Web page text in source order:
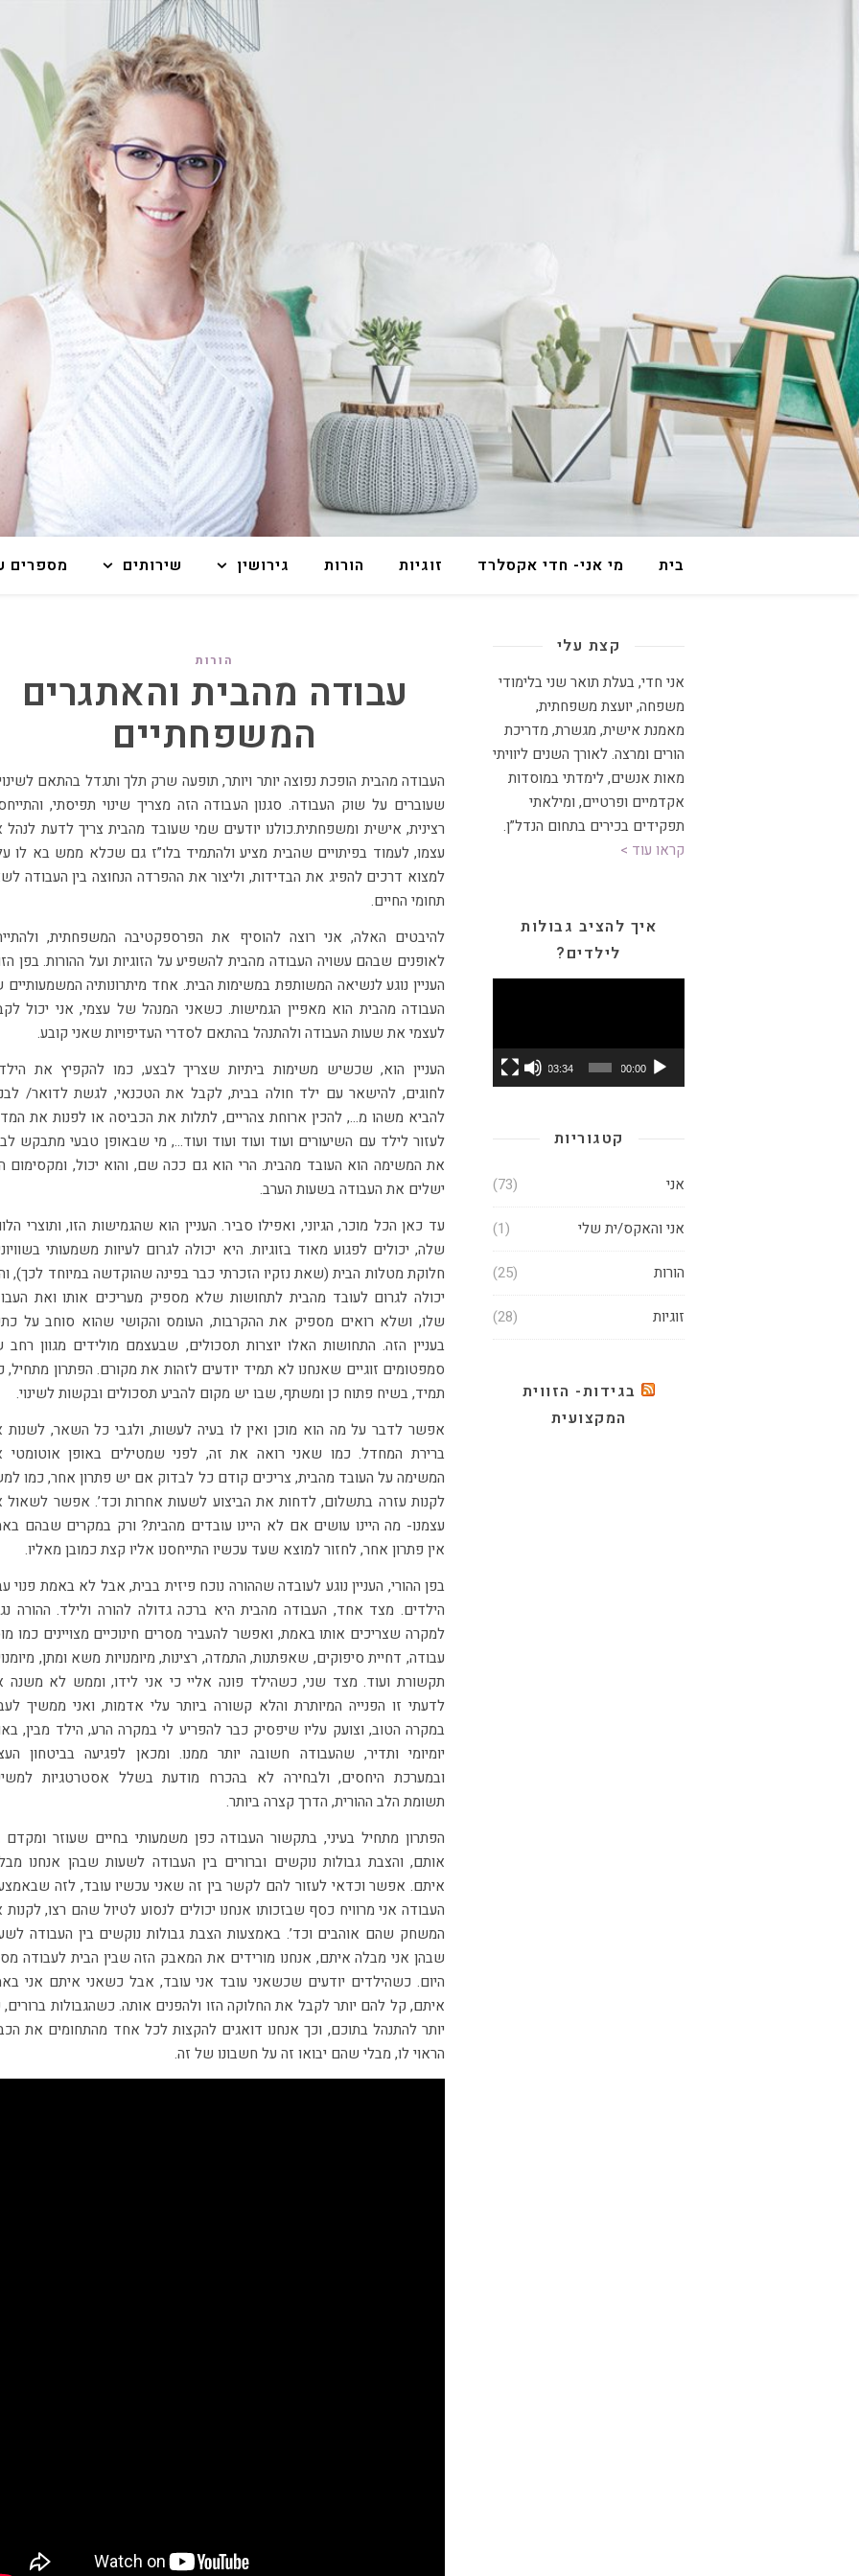
בית מי אני- חדי אקסלרד זוגיות הורות גירושין שירותים מספרים
הורות
עבודה מהבית והאתגרים
המשפחתיים
העבודה מהבית הופכת נפוצה יותר ויותר, תופעה שרק תלך ותגדל בהתאם לשינויים
שעוברים על שוק העבודה. סגנון העבודה הזה מצריך שינוי תפיסתי,
רצינית, אישית ומשפחתית.כולנו יודעים שמי שעובד מהבית צריך לדעת
עצמו, לעמוד בפיתויים שהבית מציע ולהתמיד בלו”ז גם שכלא ממש בא לו
למצוא דרכים להפיג את הבדידות, וליצור את ההפרדה הנחוצה בין העבודה
תחומי החיים.
להיבטים האלה, אני רוצה להוסיף את הפרספקטיבה המשפחתית,
לאופנים שבהם עשויה העבודה מהבית להשפיע על הזוגיות ועל ההורות. בפן
העניין נוגע לנשיאה המשותפת במשימות הבית. אחד מיתרונותיה
העבודה מהבית הוא מאפיין הגמישות. כשאני המנהל של עצמי, אני יכול
לעצמי את שעות העבודה ולהתנהל בהתאם לסדרי העדיפויות שאני קובע.
העניין הוא, שכשיש משימות ביתיות שצריך לבצע, כמו להקפיץ את
לחוגים, להישאר עם ילד חולה בבית, לקבל את הטכנאי, לגשת לדואר/
להביא משהו מ…, להכין ארוחת צהריים, לתלות את הכביסה או לפנות את
לעזור לילד עם השיעורים ועוד ועוד ועוד ועוד…, מי שבאופן טבעי מתבקש
את המשימה הוא העובד מהבית. הרי הוא גם ככה שם, והוא יכול, ומקסימום
ישלים את העבודה בשעות הערב.
עד כאן הכל מוכר, הגיוני, ואפילו סביר. העניין הוא שהגמישות הזו, ותוצרי
שלה, יכולים לפגוע מאוד בזוגיות. היא יכולה לגרום לעיוות משמעותי
חלוקת מטלות הבית (שאת נזקיו הזכרתי כבר בפינה שהוקדשה במיוחד לכך),
יכולה לגרום לעובד מהבית לתחושות שלא מספיק מעריכים אותו ואת
שלו, ושלא רואים מספיק את ההקרבות, העומס והקושי שהוא סוחב על
בעניין הזה. התחושות האלו יוצרות תסכולים, שבעצמם מולידים מגוון
סמפטומים זוגיים שאנחנו לא תמיד יודעים לזהות את מקורם. הפתרון מתחיל,
תמיד, בשיח פתוח כן ומשתף, שבו יש מקום להביע תסכולים ובקשות לשינוי.
אפשר לדבר על מה הוא מוכן ואין לו בעיה לעשות, ולגבי כל השאר, לשנות
ברירת המחדל. כמו שאני רואה את זה, לפני שמטילים באופן אוטומטי
המשימה על העובד מהבית, צריכים קודם כל לבדוק אם יש פתרון אחר, כמו
לקנות עזרה בתשלום, לדחות את הביצוע לשעות אחרות וכד’. אפשר לשאול
עצמנו- מה היינו עושים אם לא היינו עובדים מהבית? ורק במקרים שבהם
אין פתרון אחר, לחזור למוצא שעד עכשיו התייחסנו אליו קצת כמובן מאליו.
בפן ההורי, העניין נוגע לעובדה שההורה נוכח פיזית בבית, אבל לא באמת פנוי
הילדים. מצד אחד, העבודה מהבית היא ברכה גדולה להורה ולילד. ההורה
למקרה שצריכים אותו באמת, ואפשר להעביר מסרים חינוכיים מצויינים כמו
עבודה, דחיית סיפוקים, שאפתנות, התמדה, רצינות, מיומנויות משא ומתן,
תקשורת ועוד. מצד שני, כשהילד פונה אליי כי אני לידו, וממש לא משנה
לדעתי זו הפנייה המיותרת והלא קשורה ביותר עלי אדמות, ואני ממשיך
במקרה הטוב, וצועק עליו שיפסיק כבר להפריע לי במקרה הרע, הילד מבין,
יומיומי ותדיר, שהעבודה חשובה יותר ממנו. ומכאן לפגיעה בביטחון
ובמערכת היחסים, ולבחירה לא בהכרח מודעת בשלל אסטרטגיות
תשומת הלב ההורית, הדרך קצרה ביותר.
הפתרון מתחיל בעיני, בתקשור העבודה כפן משמעותי בחיים שעוזר ומקדם
אותם, והצבת גבולות נוקשים וברורים בין העבודה לשעות שבהן אנחנו
איתם. אפשר וכדאי לעזור להם לקשר בין זה שאני עכשיו עובד, לזה
העבודה אני מרוויח כסף שבזכותו אנחנו יכולים לנסוע לטיול שהם רצו,
המשחק שהם אוהבים וכד’. באמצעות הצבת גבולות נוקשים בין העבודה
שבהן אני מבלה איתם, אנחנו מורידים את המאבק הזה שבין הבית לעבודה
היום. כשהילדים יודעים שכשאני עובד אני עובד, אבל כשאני איתם אני
איתם, קל להם יותר לקבל את החלוקה הזו ולהפנים אותה. כשהגבולות
יותר להתנהל בתוכם, וכך אנחנו דואגים להקצות לכל אחד מהתחומים את
הראוי לו, מבלי שהם יבואו זה על חשבונו של זה.
קצת עלי
אני חדי, בעלת תואר שני בלימודי
משפחה, יועצת משפחתית,
מאמנת אישית, מגשרת, מדריכת
הורים ומרצה.לאורך השנים ליוויתי
מאות אנשים, לימדתי במוסדות
אקדמיים ופרטיים, ומילאתי
תפקידים בכירים בתחום הנדל”ן.
קראו עוד >
איך להציב גבולות
לילדים?
נגן
00:00
03:34
קטגוריות
אני (73)
אני והאקס/ית שלי (1)
הורות (25)
זוגיות (28)
בגידות- הזווית
המקצועית